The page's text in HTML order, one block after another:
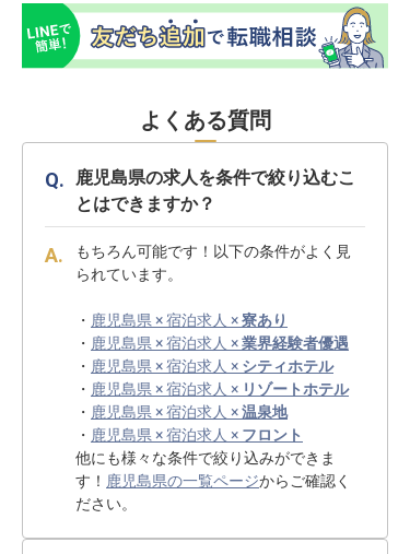
よくある質問
鹿児島県の求人を条件で絞り込むこ
とはできますか？
もちろん可能です！以下の条件がよく見
られています。
・ 鹿児島県 × 宿泊求人 ×寮あり
・ 鹿児島県 × 宿泊求人 ×業界経験者優遇
・ 鹿児島県 × 宿泊求人 × シティホテル
・ 鹿児島県 × 宿泊求人 × リゾートホテル
・ 鹿児島県 × 宿泊求人 ×温泉地
・ 鹿児島県 × 宿泊求人 × フロント
他にも様々な条件で絞り込みができま
す！ 鹿児島県の一覧ページからご確認く
ださい。